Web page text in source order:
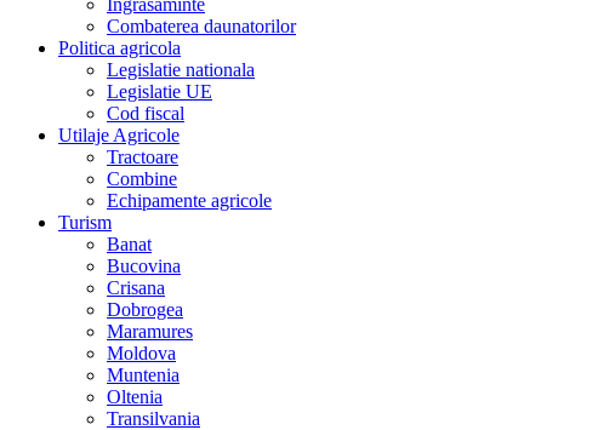
Îngrasaminte
Combaterea daunatorilor
Politica agricola
Legislatie nationala
Legislatie UE
Cod fiscal
Utilaje Agricole
Tractoare
Combine
Echipamente agricole
Turism
Banat
Bucovina
Crisana
Dobrogea
Maramures
Moldova
Muntenia
Oltenia
Transilvania